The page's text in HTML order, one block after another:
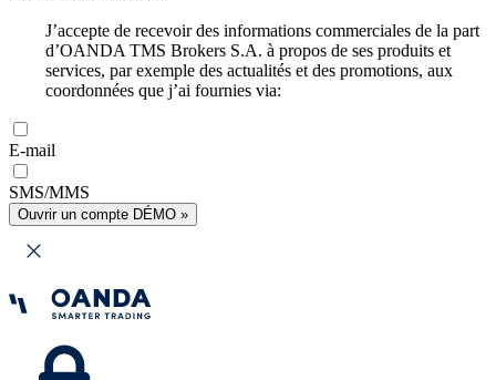
J’accepte de recevoir des informations commerciales de la part
d’OANDA TMS Brokers S.A. à propos de ses produits et
services, par exemple des actualités et des promotions, aux
coordonnées que j’ai fournies via:
E-mail
SMS/MMS
Ouvrir un compte DÉMO »